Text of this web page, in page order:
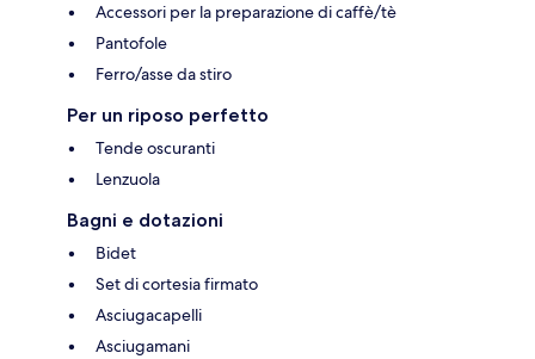
Accessori per la preparazione di caffè/tè
Pantofole
Ferro/asse da stiro
Per un riposo perfetto
Tende oscuranti
Lenzuola
Bagni e dotazioni
Bidet
Set di cortesia firmato
Asciugacapelli
Asciugamani